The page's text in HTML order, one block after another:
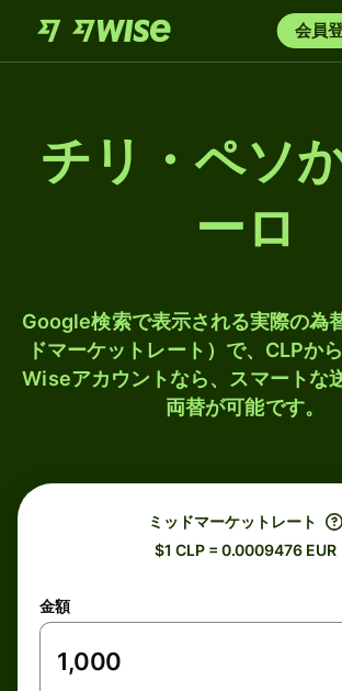
会員
チリ・ペソ
ーロ
Google検索で表示される実際の為
ドマーケットレート）で、CLPから
Wiseアカウントなら、スマートな
両替が可能です。
ミッドマーケットレート
$1 CLP = 0.0009476 EUR
金額